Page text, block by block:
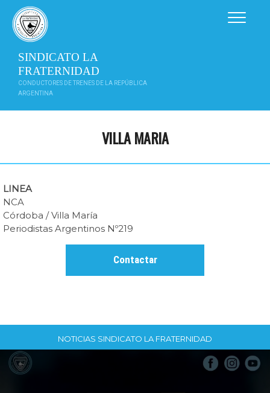
contenido
SINDICATO LA
FRATERNIDAD
CONDUCTORES DE TRENES DE LA REPÚBLICA
ARGENTINA
VILLA MARIA
LINEA
NCA
Córdoba / Villa María
Periodistas Argentinos Nº219
Contactar
NOTICIAS SINDICATO LA FRATERNIDAD